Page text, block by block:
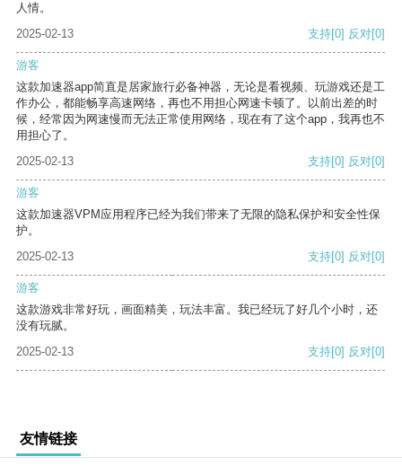
人情。
2025-02-13
支持[0] 反对[0]
游客
这款加速器app简直是居家旅行必备神器，无论是看视频、玩游戏还是工
作办公，都能畅享高速网络，再也不用担心网速卡顿了。以前出差的时
候，经常因为网速慢而无法正常使用网络，现在有了这个app，我再也不
用担心了。
2025-02-13
支持[0] 反对[0]
游客
这款加速器VPM应用程序已经为我们带来了无限的隐私保护和安全性保
护。
2025-02-13
支持[0] 反对[0]
游客
这款游戏非常好玩，画面精美，玩法丰富。我已经玩了好几个小时，还
没有玩腻。
2025-02-13
支持[0] 反对[0]
友情链接